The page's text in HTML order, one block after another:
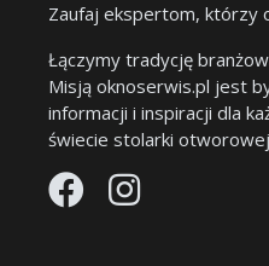
Zaufaj ekspertom, którzy
Łączymy tradycję
Misją oknoserwis.pl jest
informacji i inspiracji dla
świecie stolarki